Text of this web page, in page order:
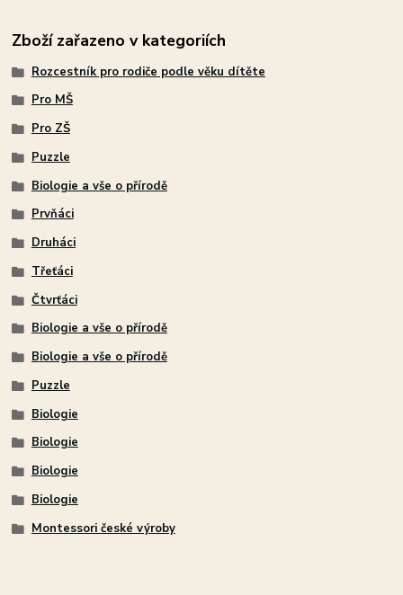
Zboží zařazeno v kategoriích
Rozcestník pro rodiče podle věku dítěte
Pro MŠ
Pro ZŠ
Puzzle
Biologie a vše o přírodě
Prvňáci
Druháci
Třeťáci
Čtvrťáci
Biologie a vše o přírodě
Biologie a vše o přírodě
Puzzle
Biologie
Biologie
Biologie
Biologie
Montessori české výroby